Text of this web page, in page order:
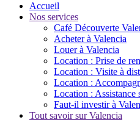
Accueil
Nos services
Café Découverte
Acheter à Valencia
Louer à Valencia
Location : Prise de
Location : Visite à
Location :
Location : Assistance
Faut-il investir à
Tout savoir sur Valencia